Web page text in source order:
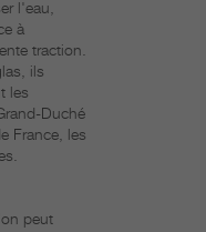
l'eau,
à
traction.
ils
les
Duché
France, les
peut